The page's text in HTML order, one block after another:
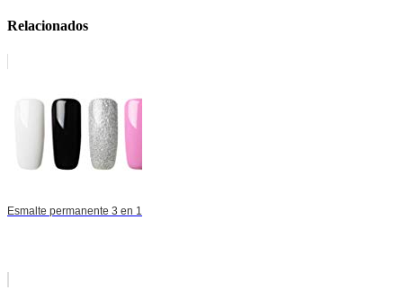
Relacionados
Esmalte permanente 3 en 1